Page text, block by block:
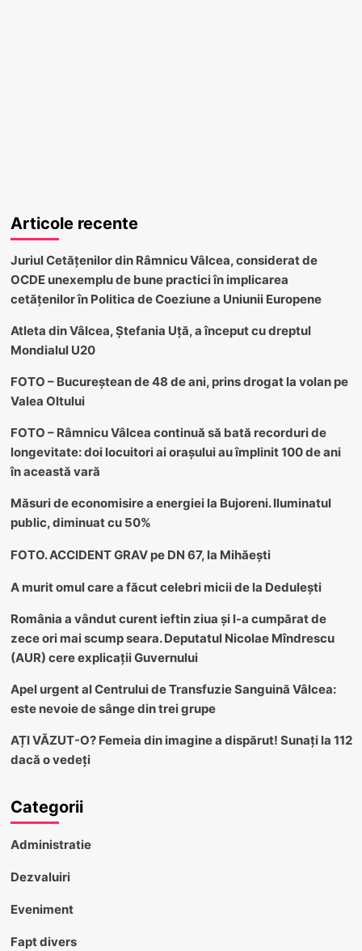
Articole recente
Juriul Cetățenilor din Râmnicu Vâlcea, considerat de
OCDE unexemplu de bune practici în implicarea
cetățenilor în Politica de Coeziune a Uniunii Europene
Atleta din Vâlcea, Ștefania Uță, a început cu dreptul
Mondialul U20
FOTO – Bucureștean de 48 de ani, prins drogat la volan pe
Valea Oltului
FOTO – Râmnicu Vâlcea continuă să bată recorduri de
longevitate: doi locuitori ai orașului au împlinit 100 de ani
în această vară
Măsuri de economisire a energiei la Bujoreni. Iluminatul
public, diminuat cu 50%
FOTO. ACCIDENT GRAV pe DN 67, la Mihăești
A murit omul care a făcut celebri micii de la Dedulești
România a vândut curent ieftin ziua și l-a cumpărat de
zece ori mai scump seara. Deputatul Nicolae Mîndrescu
(AUR) cere explicații Guvernului
Apel urgent al Centrului de Transfuzie Sanguină Vâlcea:
este nevoie de sânge din trei grupe
AȚI VĂZUT-O? Femeia din imagine a dispărut! Sunați la 112
dacă o vedeți
Categorii
Administratie
Dezvaluiri
Eveniment
Fapt divers